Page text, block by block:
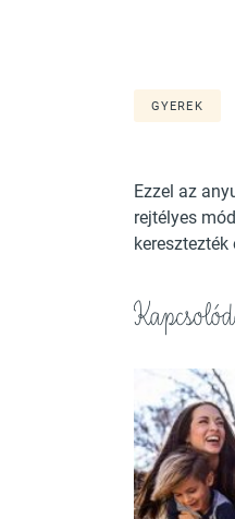
GYEREK
Ezzel az
rejtélyes